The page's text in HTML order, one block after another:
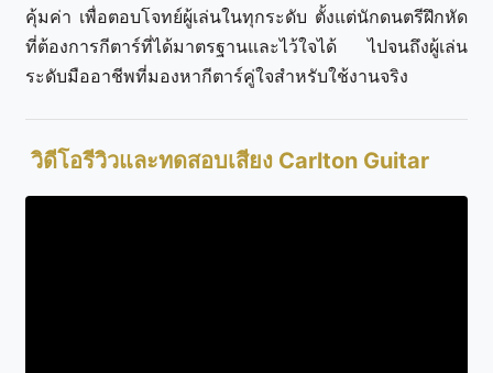
คุ้มค่า เพื่อตอบโจทย์ผู้เล่นในทุกระดับ ตั้งแต่นักดนตรีฝึกหัด
ที่ต้องการกีตาร์ที่ได้มาตรฐานและไว้ใจได้ ไปจนถึงผู้เล่น
ระดับมืออาชีพที่มองหากีตาร์คู่ใจสำหรับใช้งานจริง
วิดีโอรีวิวและทดสอบเสียง Carlton Guitar